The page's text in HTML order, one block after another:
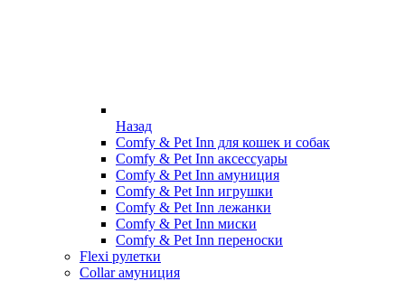
Назад
Comfy & Pet Inn для кошек и собак
Comfy & Pet Inn аксессуары
Comfy & Pet Inn амуниция
Comfy & Pet Inn игрушки
Comfy & Pet Inn лежанки
Comfy & Pet Inn миски
Comfy & Pet Inn переноски
Flexi рулетки
Collar амуниция